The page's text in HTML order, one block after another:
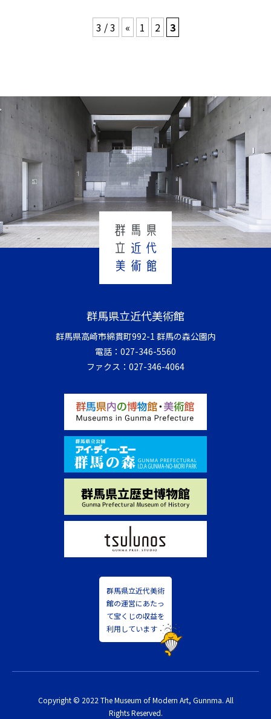
3 / 3 « 1 2 3
群馬県立近代美術館
群馬県高崎市綿貫町992-1 群馬の森公園内
電話： 027-346-5560
ファクス： 027-346-4064
群馬県立近代美術
館の運営にあたっ
て宝くじの収益を
利用しています
Copyright © 2022 The Museum of Modern Art, Gunnma. All
Rights Reserved.